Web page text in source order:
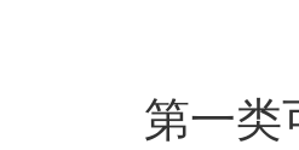
第一类可